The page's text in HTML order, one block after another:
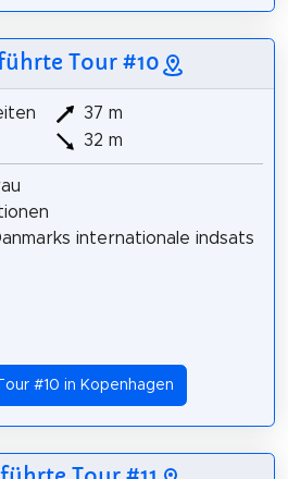
Tour #10
37 m
32 m
internationale indsats
#10 in Kopenhagen